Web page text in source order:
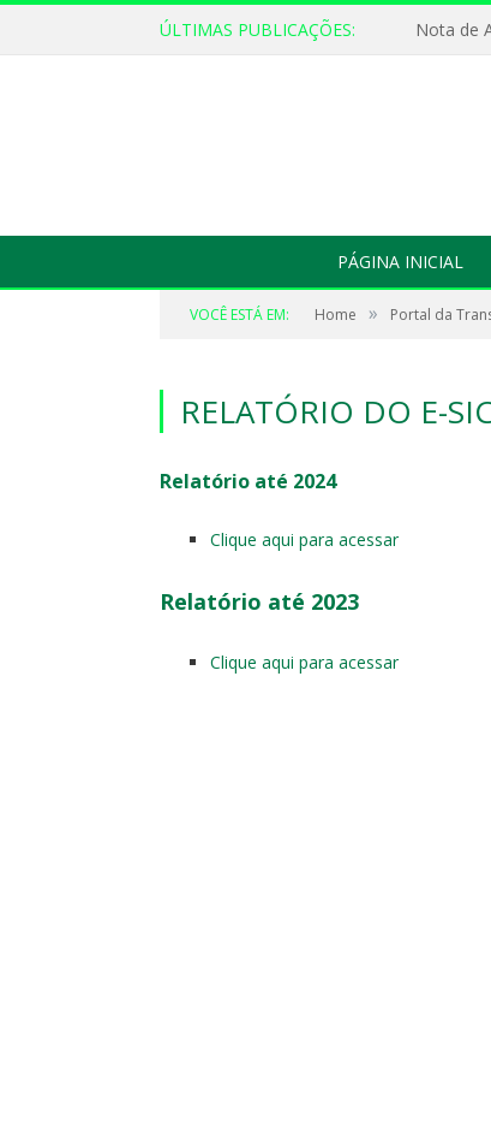
ÚLTIMAS PUBLICAÇÕES: Nota de
PÁGINA INICIAL
VOCÊ ESTÁ EM: Home » Portal da
RELATÓRIO DO E-
Relatório até 2024
Clique aqui para acessar
Relatório até 2023
Clique aqui para acessar